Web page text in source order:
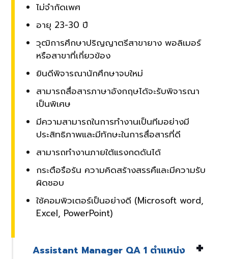
ไม่จำกัดเพศ
อายุ 23-30 ปี
วุฒิการศึกษาปริญญาตรีสาขายาง พอลิเมอร์
หรือสาขาที่เกี่ยวข้อง
ยินดีพิจารณานักศึกษาจบใหม่
สามารถสื่อสารภาษาอังกฤษได้จะรับพิจารณา
เป็นพิเศษ
มีความสามารถในการทำงานเป็นทีมอย่างมี
ประสิทธิภาพและมีทักษะในการสื่อสารที่ดี
สามารถทำงานภายใต้แรงกดดันได้
กระตือรือร้น ความคิดสร้างสรรคืและมีความรับ
ผิดชอบ
ใช้คอมพิวเตอร์เป็นอย่างดี (Microsoft word,
Excel, PowerPoint)
Assistant Manager QA 1 ตำแหน่ง